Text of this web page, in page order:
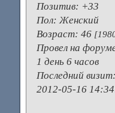
Позитив: +33
Пол: Женский
Возраст: 46
Провел на
1 день 6 часов
Последний визит:
2012-05-16